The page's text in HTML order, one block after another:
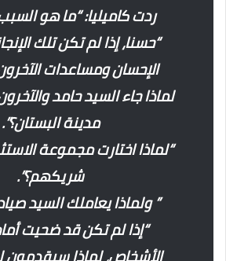
ردت كاميليا: “ما هو
“حسنا، إذا لم تكن تلك
الإحسان ومساعدات
لماذا جاء السيد حامد
مدينة البستان؟”.
“لماذا اختارت مجموعة
شريكهم؟”.
” ولماذا يعاملك السيد
“إذا لم تكن قد ضحيت